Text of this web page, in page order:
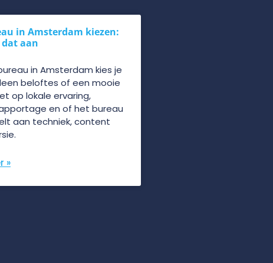
in Amsterdam kiezen:
aan
in Amsterdam kies je
beloftes of een mooie
op lokale ervaring,
en of het bureau
aan techniek, content
»